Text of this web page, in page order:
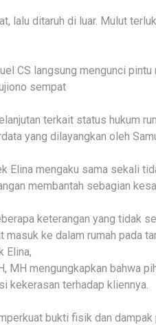
lalu ditaruh di luar. Mulut
CS langsung mengunci
sempat
terkait status hukum
yang dilayangkan oleh
Elina mengaku sama sekali
membantah sebagian
keterangan yang tidak
masuk ke dalam rumah pada
Elina,
MH mengungkapkan bahwa
kekerasan terhadap kliennya.
bukti fisik dan